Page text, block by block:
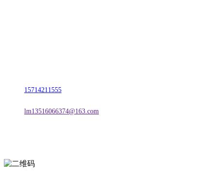
15714211555
lm13516066374@163.com